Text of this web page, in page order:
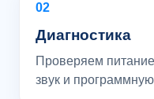
02
Диагностика
Проверяем
звук и программную